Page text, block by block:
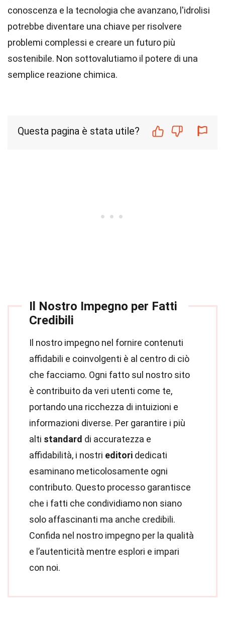
conoscenza e la tecnologia che avanzano, l'idrolisi
potrebbe diventare una chiave per risolvere
problemi complessi e creare un futuro più
sostenibile. Non sottovalutiamo il potere di una
semplice reazione chimica.
Questa pagina è stata utile?
Il Nostro Impegno per Fatti
Credibili
Il nostro impegno nel fornire contenuti
affidabili e coinvolgenti è al centro di ciò
che facciamo. Ogni fatto sul nostro sito
è contribuito da veri utenti come te,
portando una ricchezza di intuizioni e
informazioni diverse. Per garantire i più
alti standard di accuratezza e
affidabilità, i nostri editori dedicati
esaminano meticolosamente ogni
contributo. Questo processo garantisce
che i fatti che condividiamo non siano
solo affascinanti ma anche credibili.
Confida nel nostro impegno per la qualità
e l’autenticità mentre esplori e impari
con noi.